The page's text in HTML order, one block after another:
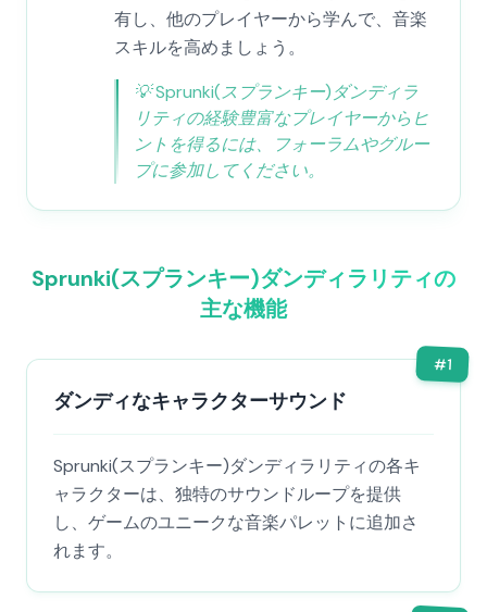
有し、他のプレイヤーから学んで、音楽
スキルを高めましょう。
💡Sprunki(スプランキー)ダンディラ
リティの経験豊富なプレイヤーからヒ
ントを得るには、フォーラムやグルー
プに参加してください。
Sprunki(スプランキー)ダンディラリティの
主な機能
#1
ダンディなキャラクターサウンド
Sprunki(スプランキー)ダンディラリティの各キ
ャラクターは、独特のサウンドループを提供
し、ゲームのユニークな音楽パレットに追加さ
れます。